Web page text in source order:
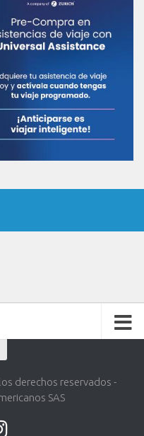
derechos reservados -
SAS